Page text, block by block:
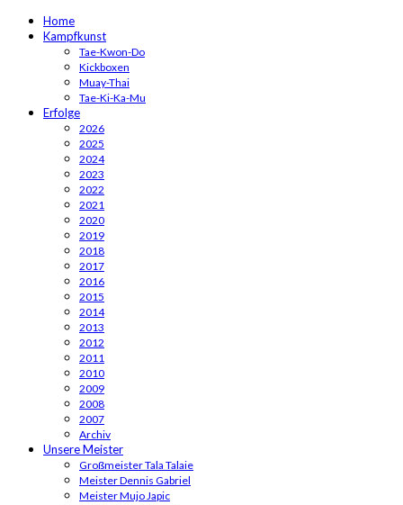
Home
Kampfkunst
Tae-Kwon-Do
Kickboxen
Muay-Thai
Tae-Ki-Ka-Mu
Erfolge
2026
2025
2024
2023
2022
2021
2020
2019
2018
2017
2016
2015
2014
2013
2012
2011
2010
2009
2008
2007
Archiv
Unsere Meister
Großmeister Tala Talaie
Meister Dennis Gabriel
Meister Mujo Japic